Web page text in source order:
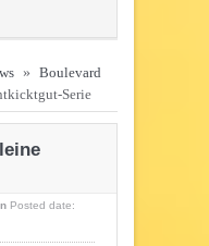
» Boulevard
Serie
Posted date: